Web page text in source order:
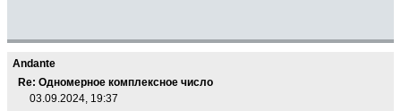
Andante
Re: Одномерное комплексное число
03.09.2024, 19:37